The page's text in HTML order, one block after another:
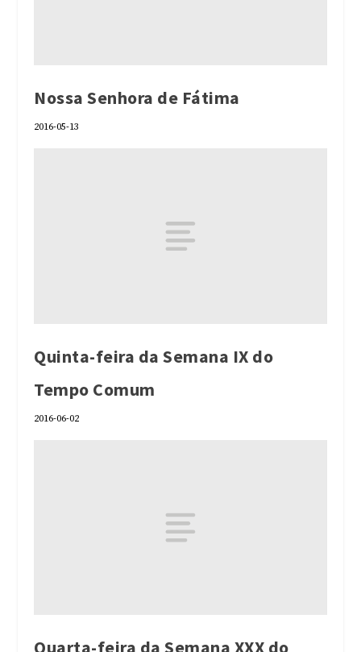
Nossa Senhora de Fátima
2016-05-13
Quinta-feira da Semana IX do
Tempo Comum
2016-06-02
Quarta-feira da Semana XXX do